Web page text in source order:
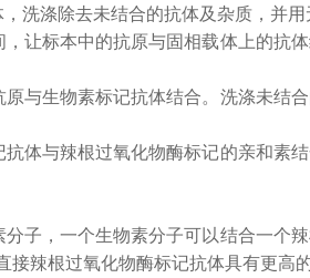
洗涤除去未结合的抗体及杂质，并用
让标本中的抗原与固相载体上的抗
与生物素标记抗体结合。洗涤未结
体与辣根过氧化物酶标记的亲和素
子，一个生物素分子可以结合一个
辣根过氧化物酶标记抗体具有更高